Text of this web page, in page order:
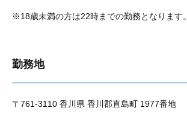
※18歳未満の方は22時までの勤務となります。
勤務地
〒761-3110 香川県 香川郡直島町 1977番地